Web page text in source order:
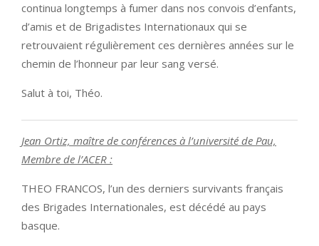
continua longtemps à fumer dans nos convois d’enfants,
d’amis et de Brigadistes Internationaux qui se
retrouvaient régulièrement ces dernières années sur le
chemin de l’honneur par leur sang versé.
Salut à toi, Théo.
Jean Ortiz, maître de conférences à l’université de Pau,
Membre de l’ACER :
THEO FRANCOS, l’un des derniers survivants français
des Brigades Internationales, est décédé au pays
basque.